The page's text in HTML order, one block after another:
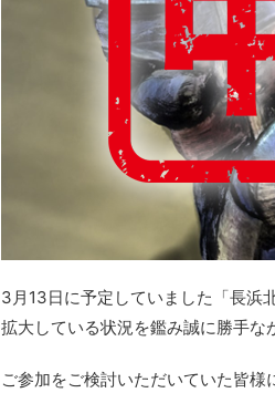
3月13日に予定していました「長浜
拡大している状況を鑑み誠に勝手な
ご参加をご検討いただいていた皆